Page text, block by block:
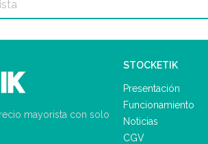
mayorista con solo
STOCKETIK
Presentación
Funcionamiento
Noticias
CGV